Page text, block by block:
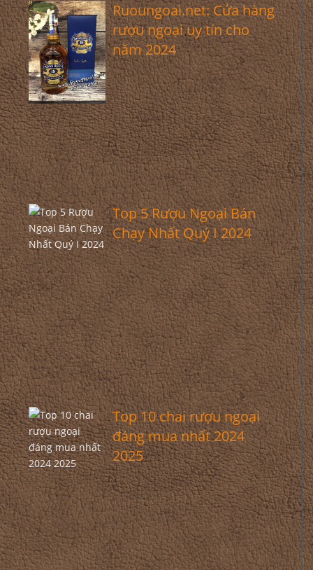
Ruoungoai.net: Cửa hàng
rượu ngoại uy tín cho
năm 2024
Top 5 Rượu Ngoại Bán
Chạy Nhất Quý I 2024
Top 10 chai rượu ngoại
đáng mua nhất 2024
2025